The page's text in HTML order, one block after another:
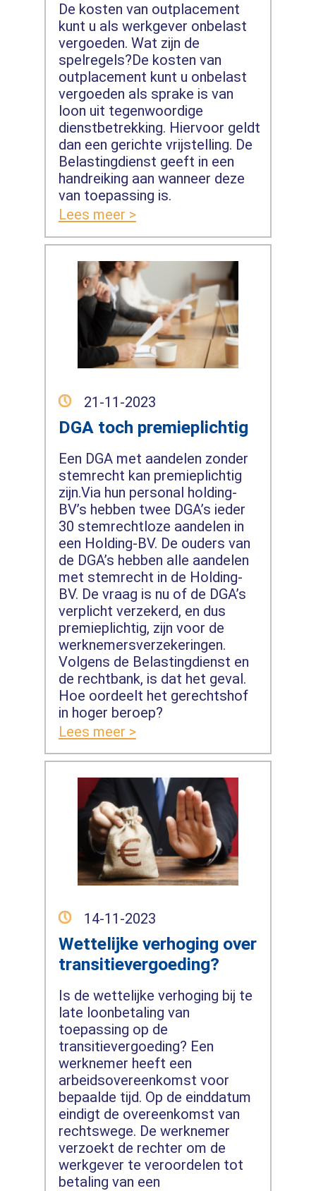
De kosten van outplacement
kunt u als werkgever onbelast
vergoeden. Wat zijn de
spelregels?De kosten van
outplacement kunt u onbelast
vergoeden als sprake is van
loon uit tegenwoordige
dienstbetrekking. Hiervoor geldt
dan een gerichte vrijstelling. De
Belastingdienst geeft in een
handreiking aan wanneer deze
van toepassing is.
Lees meer >
21-11-2023
DGA toch premieplichtig
Een DGA met aandelen zonder
stemrecht kan premieplichtig
zijn.Via hun personal holding-
BV’s hebben twee DGA’s ieder
30 stemrechtloze aandelen in
een Holding-BV. De ouders van
de DGA’s hebben alle aandelen
met stemrecht in de Holding-
BV. De vraag is nu of de DGA’s
verplicht verzekerd, en dus
premieplichtig, zijn voor de
werknemersverzekeringen.
Volgens de Belastingdienst en
de rechtbank, is dat het geval.
Hoe oordeelt het gerechtshof
in hoger beroep?
Lees meer >
14-11-2023
Wettelijke verhoging over
transitievergoeding?
Is de wettelijke verhoging bij te
late loonbetaling van
toepassing op de
transitievergoeding? Een
werknemer heeft een
arbeidsovereenkomst voor
bepaalde tijd. Op de einddatum
eindigt de overeenkomst van
rechtswege. De werknemer
verzoekt de rechter om de
werkgever te veroordelen tot
betaling van een